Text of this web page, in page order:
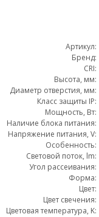
Артикул:
Бренд:
CRI:
Высота, мм:
Диаметр отверстия, мм:
Класс защиты IP:
Мощность, Вт:
Наличие блока питания:
Напряжение питания, V:
Особенность:
Световой поток, lm:
Угол рассеивания:
Форма:
Цвет:
Цвет свечения:
Цветовая температура, K: